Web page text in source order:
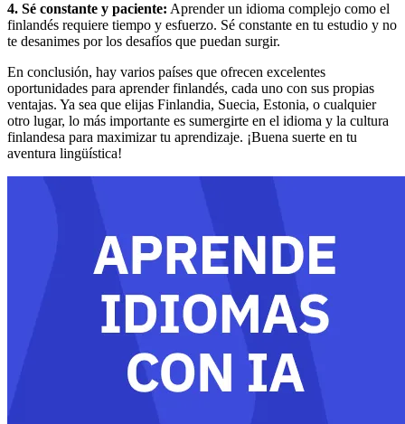
4. Sé constante y paciente: Aprender un idioma complejo como el
finlandés requiere tiempo y esfuerzo. Sé constante en tu estudio y no
te desanimes por los desafíos que puedan surgir.
En conclusión, hay varios países que ofrecen excelentes
oportunidades para aprender finlandés, cada uno con sus propias
ventajas. Ya sea que elijas Finlandia, Suecia, Estonia, o cualquier
otro lugar, lo más importante es sumergirte en el idioma y la cultura
finlandesa para maximizar tu aprendizaje. ¡Buena suerte en tu
aventura lingüística!